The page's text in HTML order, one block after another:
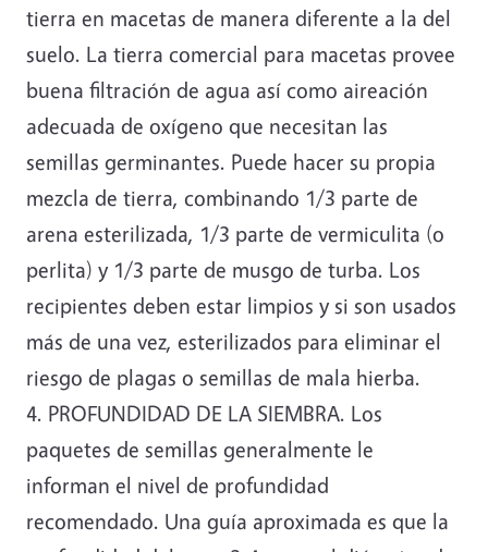
tierra en macetas de manera diferente a la del
suelo. La tierra comercial para macetas provee
buena filtración de agua así como aireación
adecuada de oxígeno que necesitan las
semillas germinantes. Puede hacer su propia
mezcla de tierra, combinando 1/3 parte de
arena esterilizada, 1/3 parte de vermiculita (o
perlita) y 1/3 parte de musgo de turba. Los
recipientes deben estar limpios y si son usados
más de una vez, esterilizados para eliminar el
riesgo de plagas o semillas de mala hierba.
4. PROFUNDIDAD DE LA SIEMBRA. Los
paquetes de semillas generalmente le
informan el nivel de profundidad
recomendado. Una guía aproximada es que la